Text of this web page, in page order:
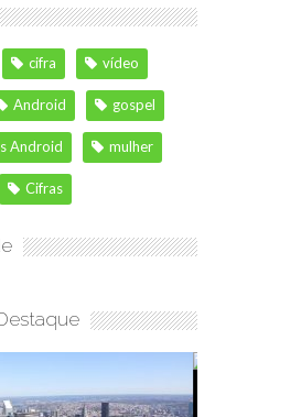
cifra vídeo
Android gospel
Android mulher
Cifras